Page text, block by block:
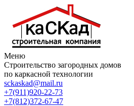
Меню
Строительство загородных домов
по каркасной технологии
sckaskad@mail.ru
+7(911)920-22-73
+7(812)372-67-47